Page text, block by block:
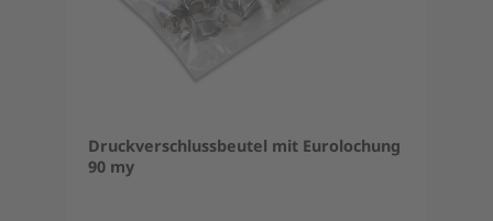
Druckverschlussbeutel mit Eurolochung
90 my